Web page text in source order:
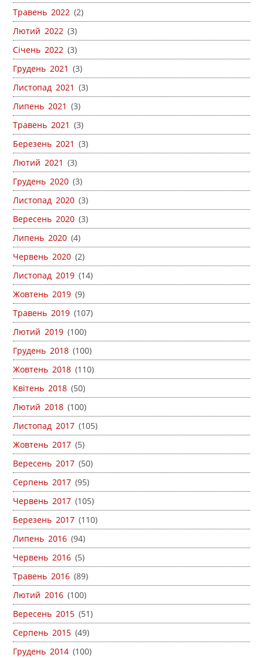
Травень 2022 (2)
Лютий 2022 (3)
Січень 2022 (3)
Грудень 2021 (3)
Листопад 2021 (3)
Липень 2021 (3)
Травень 2021 (3)
Березень 2021 (3)
Лютий 2021 (3)
Грудень 2020 (3)
Листопад 2020 (3)
Вересень 2020 (3)
Липень 2020 (4)
Червень 2020 (2)
Листопад 2019 (14)
Жовтень 2019 (9)
Травень 2019 (107)
Лютий 2019 (100)
Грудень 2018 (100)
Жовтень 2018 (110)
Квітень 2018 (50)
Лютий 2018 (100)
Листопад 2017 (105)
Жовтень 2017 (5)
Вересень 2017 (50)
Серпень 2017 (95)
Червень 2017 (105)
Березень 2017 (110)
Липень 2016 (94)
Червень 2016 (5)
Травень 2016 (89)
Лютий 2016 (100)
Вересень 2015 (51)
Серпень 2015 (49)
Грудень 2014 (100)